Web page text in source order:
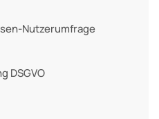
Nutzerumfrage
DSGVO